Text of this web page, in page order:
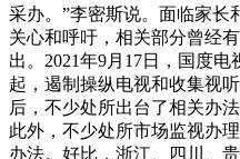
采办。”李密斯说。面临家长
关心和呼吁，相关部分曾经
出。2021年9月17日，国度
起，遏制操纵电视和收集视
后，不少处所出台了相关办
此外，不少处所市场监视办
办法。好比，浙江、四川、